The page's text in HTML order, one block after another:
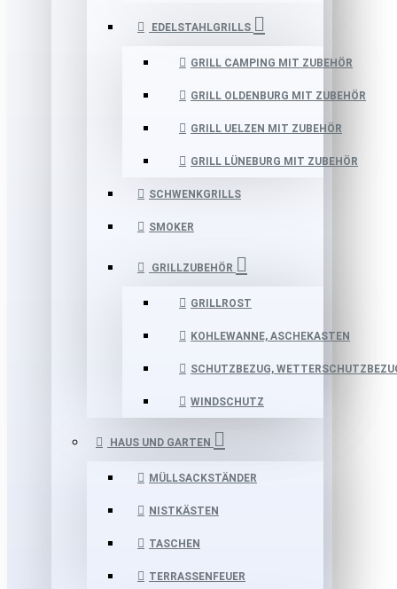
EDELSTAHLGRILLS
GRILL CAMPING MIT ZUBEHÖR
GRILL OLDENBURG MIT ZUBEHÖR
GRILL UELZEN MIT ZUBEHÖR
GRILL LÜNEBURG MIT ZUBEHÖR
SCHWENKGRILLS
SMOKER
GRILLZUBEHÖR
GRILLROST
KOHLEWANNE, ASCHEKASTEN
SCHUTZBEZUG,
WINDSCHUTZ
HAUS UND GARTEN
MÜLLSACKSTÄNDER
NISTKÄSTEN
TASCHEN
TERRASSENFEUER